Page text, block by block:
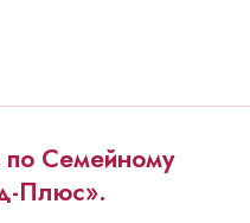
Семейному
Плюс».